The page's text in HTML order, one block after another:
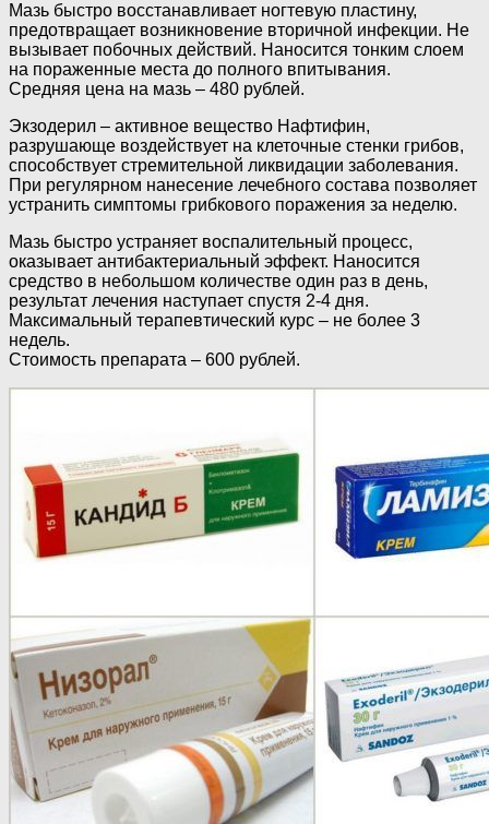
Мазь быстро восстанавливает ногтевую пластину,
предотвращает возникновение вторичной инфекции. Не
вызывает побочных действий. Наносится тонким слоем
на пораженные места до полного впитывания.
Средняя цена на мазь – 480 рублей.
Экзодерил – активное вещество Нафтифин,
разрушающе воздействует на клеточные стенки грибов,
способствует стремительной ликвидации заболевания.
При регулярном нанесение лечебного состава позволяет
устранить симптомы грибкового поражения за неделю.
Мазь быстро устраняет воспалительный процесс,
оказывает антибактериальный эффект. Наносится
средство в небольшом количестве один раз в день,
результат лечения наступает спустя 2-4 дня.
Максимальный терапевтический курс – не более 3
недель.
Стоимость препарата – 600 рублей.